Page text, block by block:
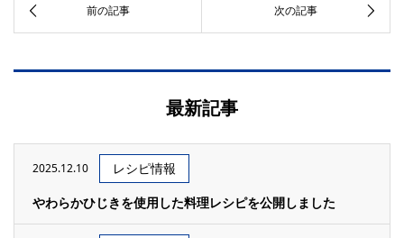
最新記事
2025.12.10
レシピ情報
やわらかひじきを使用した料理レシピを公開しました